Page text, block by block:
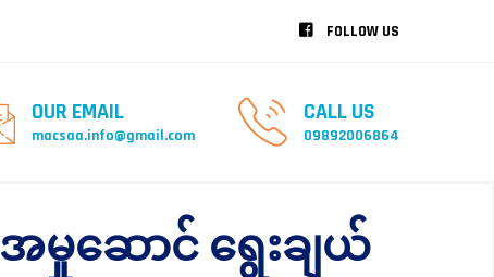
FOLLOW US
OUR EMAIL
macsaa.info@gmail.com
CALL US
09892006864
ဆောင် ရွေးချယ်